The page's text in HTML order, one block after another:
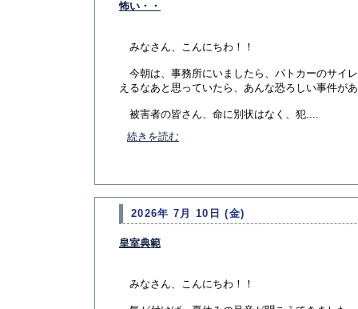
怖い・・
みなさん、こんにちわ！！
今朝は、事務所にいましたら、パトカーのサイ
えるなあと思っていたら、あんな恐ろしい事件が
被害者の皆さん、命に別状はなく、犯....
続きを読む
2026年 7月 10日 (金)
皇室典範
みなさん、こんにちわ！！